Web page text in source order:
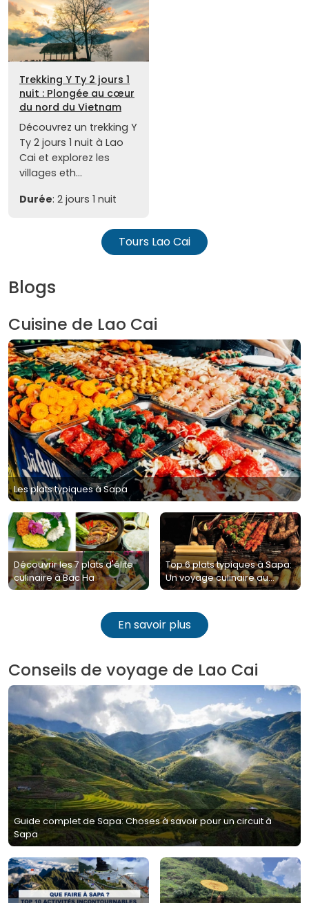
Trekking Y Ty 2 jours 1
nuit : Plongée au cœur
du nord du Vietnam
Découvrez un trekking Y
Ty 2 jours 1 nuit à Lao
Cai et explorez les
villages eth...
Durée: 2 jours 1 nuit
Tours Lao Cai
Blogs
Cuisine de Lao Cai
Les plats typiques à Sapa
Découvrir les 7 plats d'élite
culinaire à Bac Ha
Top 6 plats typiques à Sapa:
Un voyage culinaire au
Nord-Ouest Vietnam
En savoir plus
Conseils de voyage de Lao Cai
Guide complet de Sapa: Choses à savoir pour un circuit à
Sapa